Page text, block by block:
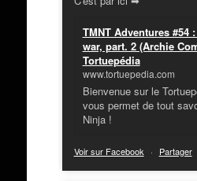
TMNT Adventures #54
war, part. 2 (Archie
Tortuepédia
www.tortuepedia.com
Bienvenue sur le
vous permet de tout
Ninja !
Voir sur Facebook · Partager